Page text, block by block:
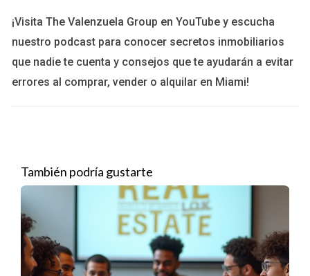
que había una gran demanda de especialistas en data science,
así que decidió inscribirse en un programa intensivo en línea
sobre análisis de datos. A través del curso, Juan aprendió
sobre programación, estadísticas y herramientas analíticas.
3. Ana: Aprendiendo Idiomas desde Casa
Ana siempre había querido aprender inglés pero no podía
asistir a clases presenciales debido a su trabajo. Decidió
probar un curso de idiomas en línea que le ofrecía flexibilidad
para estudiar cuando quisiera. Gracias a las lecciones
¡Visita The Valenzuela Group en YouTube y escucha
nuestro podcast para conocer secretos inmobiliarios
que nadie te cuenta y consejos que te ayudarán a evitar
errores al comprar, vender o alquilar en Miami!
También podría gustarte